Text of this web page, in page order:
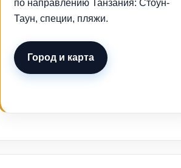
по направлению Танзания: Стоун-
Таун, специи, пляжи.
Город и карта